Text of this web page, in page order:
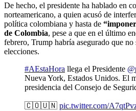
De hecho, el presidente ha hablado en
norteamericano, a quien acusó de
política colombiana y hasta de
de Colombia, pese a que en el último
febrero, Trump habría asegurado que
elecciones.
#AEstaHora llega el Presidente
Nueva York, Estados Unidos. El
presidencia del Consejo de
🇨🇴🇺🇳 pic.twitter.com/